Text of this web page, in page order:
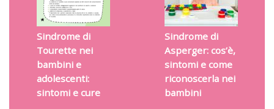
Sindrome di
Tourette nei
bambini e
adolescenti:
sintomi e cure
Sindrome di
Asperger: cos’è,
sintomi e come
riconoscerla nei
bambini